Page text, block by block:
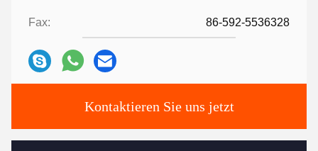
Fax: 86-592-5536328
Kontaktieren Sie uns jetzt